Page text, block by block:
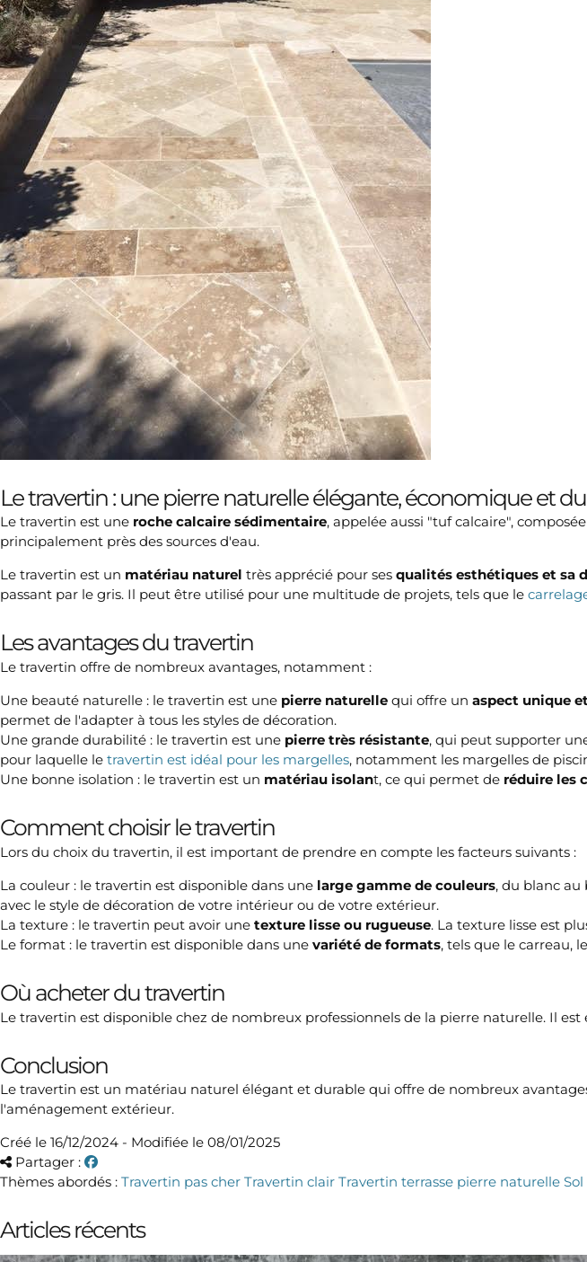
Le travertin : une pierre naturelle élégante, économique et
Le travertin est une roche calcaire sédimentaire, appelée aussi "tuf calcaire",
principalement près des sources d'eau.
Le travertin est un matériau naturel très apprécié pour ses qualités esthétiques et sa
passant par le gris. Il peut être utilisé pour une multitude de projets, tels que le
Les avantages du travertin
Le travertin offre de nombreux avantages, notamment :
Une beauté naturelle : le travertin est une pierre naturelle qui offre un aspect unique
permet de l'adapter à tous les styles de décoration.
Une grande durabilité : le travertin est une pierre très résistante, qui peut supporter
pour laquelle le travertin est idéal pour les margelles, notamment les margelles de
Une bonne isolation : le travertin est un matériau isolant, ce qui permet de réduire les
Comment choisir le travertin
Lors du choix du travertin, il est important de prendre en compte les facteurs suivants :
La couleur : le travertin est disponible dans une large gamme de couleurs, du blanc
avec le style de décoration de votre intérieur ou de votre extérieur.
La texture : le travertin peut avoir une texture lisse ou rugueuse. La texture lisse est
Le format : le travertin est disponible dans une variété de formats, tels que le carreau, le
Où acheter du travertin
Le travertin est disponible chez de nombreux professionnels de la pierre naturelle. Il
Conclusion
Le travertin est un matériau naturel élégant et durable qui offre de nombreux
l'aménagement extérieur.
Créé le 16/12/2024 - Modifiée le 08/01/2025
Partager :
Thèmes abordés : Travertin pas cher Travertin clair Travertin terrasse pierre naturelle
Articles récents